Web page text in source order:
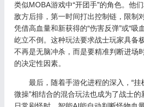
类似MOBA游戏中“开团手”的角色。他
敌方后排，第一时间打出控制链，限制
凭借高血量和新获得的“伤害反弹”或“吸
屹立不倒。这种玩法要求战士玩家具备
不再是无脑冲杀，而是要精准判断进场
的决定性因素。
最后，随着手游化进程的深入，“挂
微操”相结合的混合玩法也成为了战士